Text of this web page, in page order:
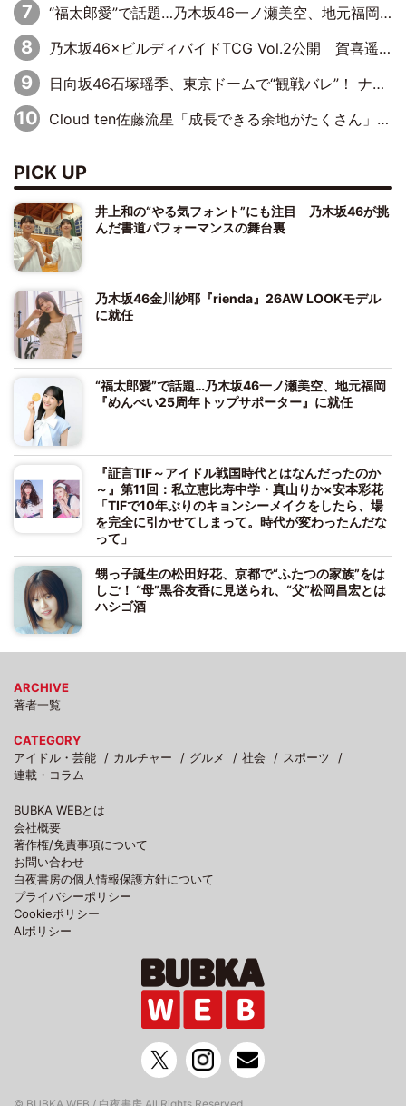
“福太郎愛”で話題…乃木坂46一ノ瀬美空、地元福岡『めんべい25周年トップサポーター』に就任
乃木坂46×ビルディバイドTCG Vol.2公開 賀喜遥香＆田村真佑が『京まふ』ステージに登壇
日向坂46石塚瑶季、東京ドームで“観戦バレ”！ ナイツ・塙も認めた「巨人に詳しすぎるアイドル」は元VENUSスクール生で杉内コーチ推し⁉
Cloud ten佐藤流星「成長できる余地がたくさん」、本田高優「何度見ても飽きない公演に」
PICK UP
井上和の“やる気フォント”にも注目 乃木坂46が挑
んだ書道パフォーマンスの舞台裏
乃木坂46金川紗耶『rienda』26AW LOOKモデル
に就任
“福太郎愛”で話題…乃木坂46一ノ瀬美空、地元福岡
『めんべい25周年トップサポーター』に就任
『証言TIF～アイドル戦国時代とはなんだったのか
～』第11回：私立恵比寿中学・真山りか×安本彩花
「TIFで10年ぶりのキョンシーメイクをしたら、場
を完全に引かせてしまって。時代が変わったんだな
って」
甥っ子誕生の松田好花、京都で“ふたつの家族”をは
しご！ “母”黒谷友香に見送られ、“父”松岡昌宏とは
ハシゴ酒
ARCHIVE
著者一覧
CATEGORY
アイドル・芸能
カルチャー グルメ 社会
スポーツ
連載・コラム
BUBKA WEBとは
会社概要
著作権/免責事項について
お問い合わせ
白夜書房の個人情報保護方針について
プライバシーポリシー
Cookieポリシー
AIポリシー